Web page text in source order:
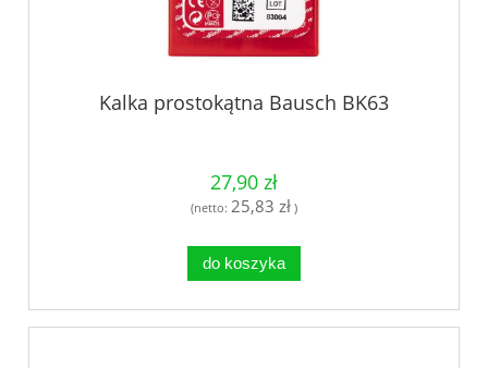
Kalka prostokątna Bausch BK63
27,90 zł
(netto: 25,83 zł )
do koszyka